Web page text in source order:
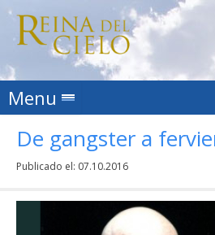
Menu Skip to content
De gangster a
Publicado el: 07.10.2016